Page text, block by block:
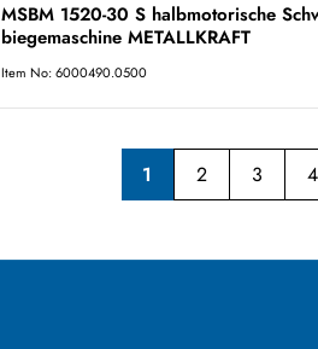
MSBM 1520-30 S halbmotorische
biegemaschine METALLKRAFT
Item No: 6000490.0500
1 2 3 4